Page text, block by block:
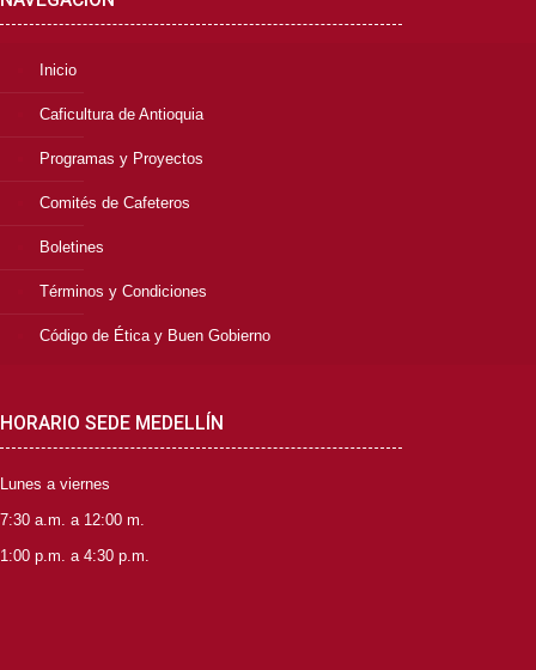
Inicio
Caficultura de Antioquia
Programas y Proyectos
Comités de Cafeteros
Boletines
Términos y Condiciones
Código de Ética y Buen Gobierno
HORARIO SEDE MEDELLÍN
Lunes a viernes
7:30 a.m. a 12:00 m.
1:00 p.m. a 4:30 p.m.